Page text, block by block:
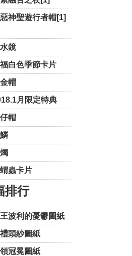
神聖遊行者帽[1]
鏡
白色季節卡片
帽
月限定特典
帽
蟲卡片
排行
波利的憂鬱圖紙
頭紗圖紙
冠冕圖紙